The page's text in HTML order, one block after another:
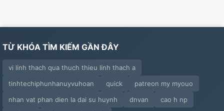
TỪ KHÓA TÌM KIẾM GẦN ĐÂY
vi linh thach qua thuch thieu linh thach a
tinhtechiphunhanuyvuhoan
quick
patreon my myouo
nhan vat phan dien la dai su huynh
dnvan
cao h np